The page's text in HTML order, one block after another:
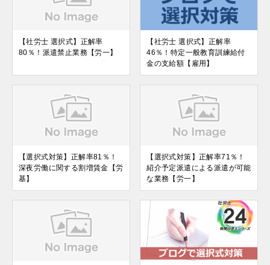
【社労士 選択式】正解率
80％！派遣禁止業務【労一】
【社労士 選択式】正解率
46％！特定一般教育訓練給付
金の支給額【雇用】
【選択式対策】正解率81％！
深夜労働に関する割増賃金【労
基】
【選択式対策】正解率71％！
紹介予定派遣による派遣が可能
な業務【労一】